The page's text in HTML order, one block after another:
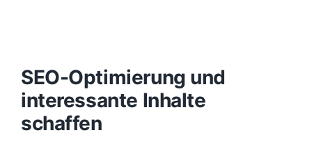
Konzept
Design
SEO-Optimierung und
interessante Inhalte
schaffen